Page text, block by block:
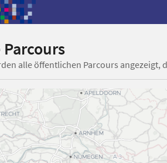
alle öffentlichen Parcours angezeigt,